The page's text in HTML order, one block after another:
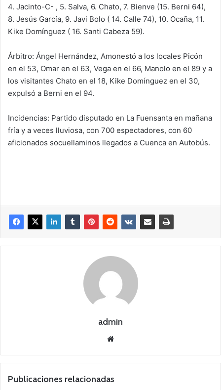
4. Jacinto-C- , 5. Salva, 6. Chato, 7. Bienve (15. Berni 64),
8. Jesús García, 9. Javi Bolo ( 14. Calle 74), 10. Ocaña, 11.
Kike Domínguez ( 16. Santi Cabeza 59).
Árbitro: Ángel Hernández, Amonestó a los locales Picón
en el 53, Omar en el 63, Vega en el 66, Manolo en el 89 y a
los visitantes Chato en el 18, Kike Domínguez en el 30,
expulsó a Berni en el 94.
Incidencias: Partido disputado en La Fuensanta en mañana
fría y a veces lluviosa, con 700 espectadores, con 60
aficionados socuellaminos llegados a Cuenca en Autobús.
admin
we
Publicaciones relacionadas